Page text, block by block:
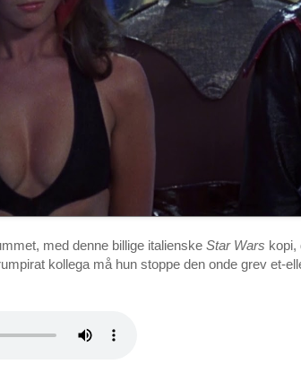
med denne billige italienske Star Wars kopi,
kollega må hun stoppe den onde grev et-